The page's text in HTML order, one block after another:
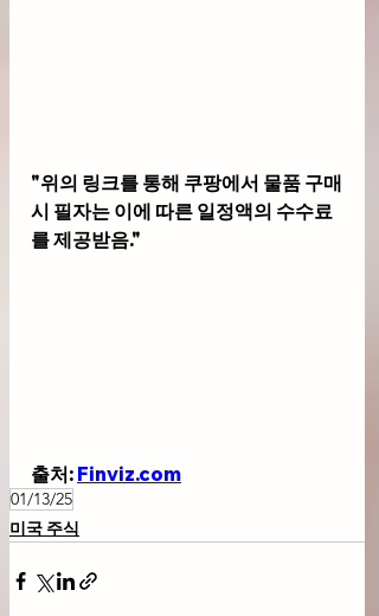
"위의 링크를 통해 쿠팡에서 물품 구매
시 필자는 이에 따른 일정액의 수수료
를 제공받음."
출처: Finviz.com
01/13/25
미국 주식